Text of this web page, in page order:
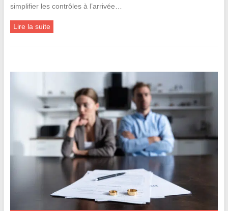
simplifier les contrôles à l’arrivée…
Lire la suite